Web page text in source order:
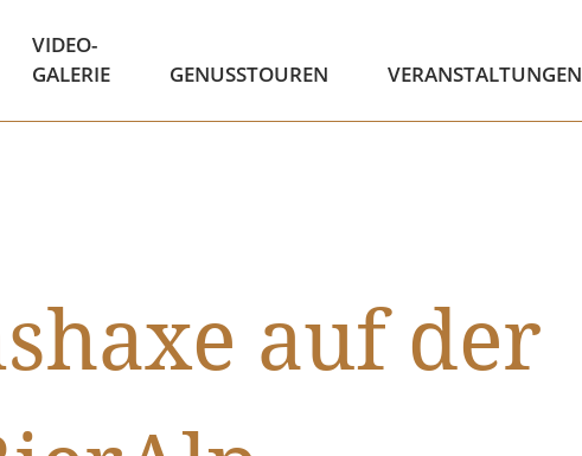
VIDEO-
GALERIE
GENUSSTOUREN VERANSTALTUNGEN
auf der